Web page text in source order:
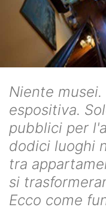
Niente musei.
espositiva.
pubblici per
dodici luoghi
tra
si
Ecco come